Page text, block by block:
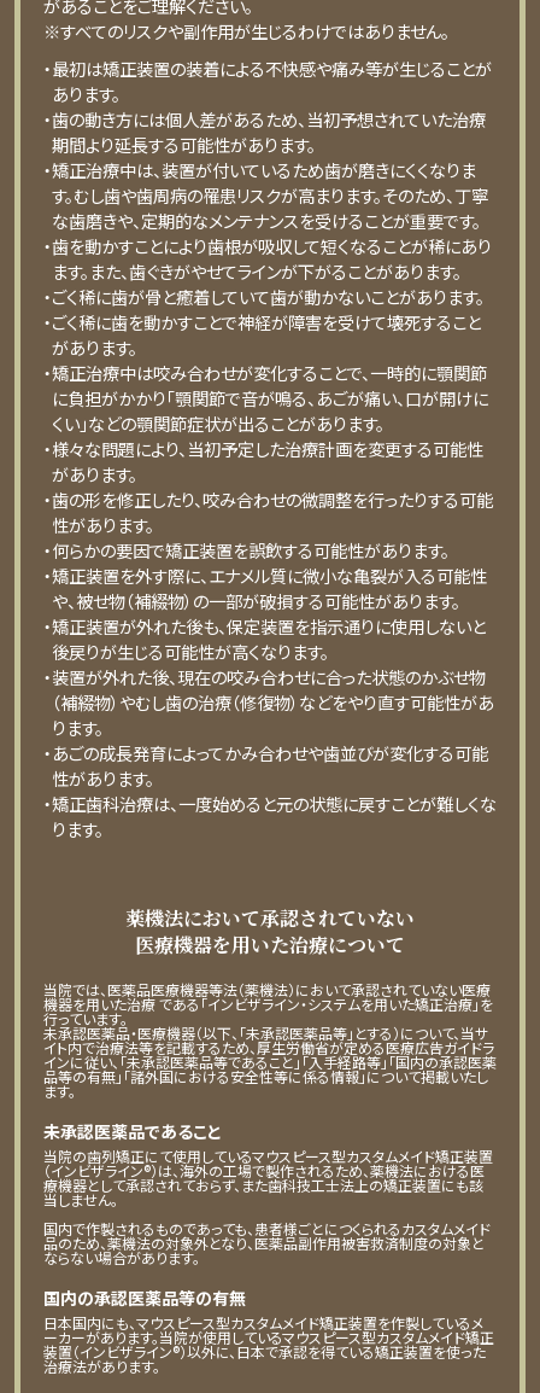
があることをご理解ください。
※すべてのリスクや副作用が生じるわけではありません。
・最初は矯正装置の装着による不快感や痛み等が⽣じることが
あります。
・⻭の動き⽅には個⼈差があるため、当初予想されていた治療
期間より延⻑する可能性があります。
・矯正治療中は、装置が付いているため⻭が磨きにくくなりま
す。むし⻭や⻭周病の罹患リスクが⾼まります。そのため、丁寧
な⻭磨きや、定期的なメンテナンスを受けることが重要です。
・⻭を動かすことにより⻭根が吸収して短くなることが稀にあり
ます。また、⻭ぐきがやせてラインが下がることがあります。
・ごく稀に⻭が⾻と癒着していて⻭が動かないことがあります。
・ごく稀に⻭を動かすことで神経が障害を受けて壊死すること
があります。
・矯正治療中は咬み合わせが変化することで、⼀時的に顎関節
に負担がかかり「顎関節で⾳が鳴る、あごが痛い、⼝が開けに
くい」などの顎関節症状が出ることがあります。
・様々な問題により、当初予定した治療計画を変更する可能性
があります。
・⻭の形を修正したり、咬み合わせの微調整を⾏ったりする可能
性があります。
・何らかの要因で矯正装置を誤飲する可能性があります。
・矯正装置を外す際に、エナメル質に微⼩な⻲裂が⼊る可能性
や、被せ物（補綴物）の⼀部が破損する可能性があります。
・矯正装置が外れた後も、保定装置を指⽰通りに使⽤しないと
後戻りが⽣じる可能性が⾼くなります。
・装置が外れた後、現在の咬み合わせに合った状態のかぶせ物
（補綴物）やむし⻭の治療（修復物）などをやり直す可能性があ
ります。
・あごの成⻑発育によってかみ合わせや⻭並びが変化する可能
性があります。
・矯正⻭科治療は、⼀度始めると元の状態に戻すことが難しくな
ります。
薬機法において承認されていない
医療機器を用いた治療について
当院では、医薬品医療機器等法（薬機法）において承認されていない医療
機器を用いた治療 である「インビザライン・システムを用いた矯正治療」を
行っています。
未承認医薬品・医療機器（以下、「未承認医薬品等」とする）について、当サ
イト内で治療法等を記載するため、厚生労働省が定める医療広告ガイドラ
インに従い、「未承認医薬品等であること」「入手経路等」「国内の承認医薬
品等の有無」「諸外国における安全性等に係る情報」について掲載いたし
ます。
未承認医薬品であること
当院の歯列矯正にて使用しているマウスピース型カスタムメイド矯正装置
（インビザライン®）は、海外の工場で製作されるため、薬機法における医
療機器として承認されておらず、また歯科技工士法上の矯正装置にも該
当しません。
国内で作製されるものであっても、患者様ごとにつくられるカスタムメイド
品のため、薬機法の対象外となり、医薬品副作用被害救済制度の対象と
ならない場合があります。
国内の承認医薬品等の有無
日本国内にも、マウスピース型カスタムメイド矯正装置を作製しているメ
ーカーがあります。当院が使用しているマウスピース型カスタムメイド矯正
装置（インビザライン®）以外に、日本で承認を得ている矯正装置を使った
治療法があります。